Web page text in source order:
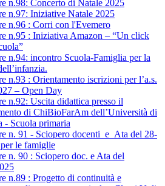
n.98: Concerto di Natale 2025
n.97: Iniziative Natale 2025
n.96 : Corri con l'Evemero
n.95 : Iniziativa Amazon – “Un click
n.94: incontro Scuola-Famiglia per la
n.93 : Orientamento iscrizioni per l’a.s.
– Open Day
n.92: Uscita didattica presso il
di ChiBioFarAm dell’Università di
- Scuola primaria
n. 91 - Sciopero docenti_e_Ata del 28-
le famiglie
n. 90 : Sciopero doc. e Ata del
n.89 : Progetto di continuità e